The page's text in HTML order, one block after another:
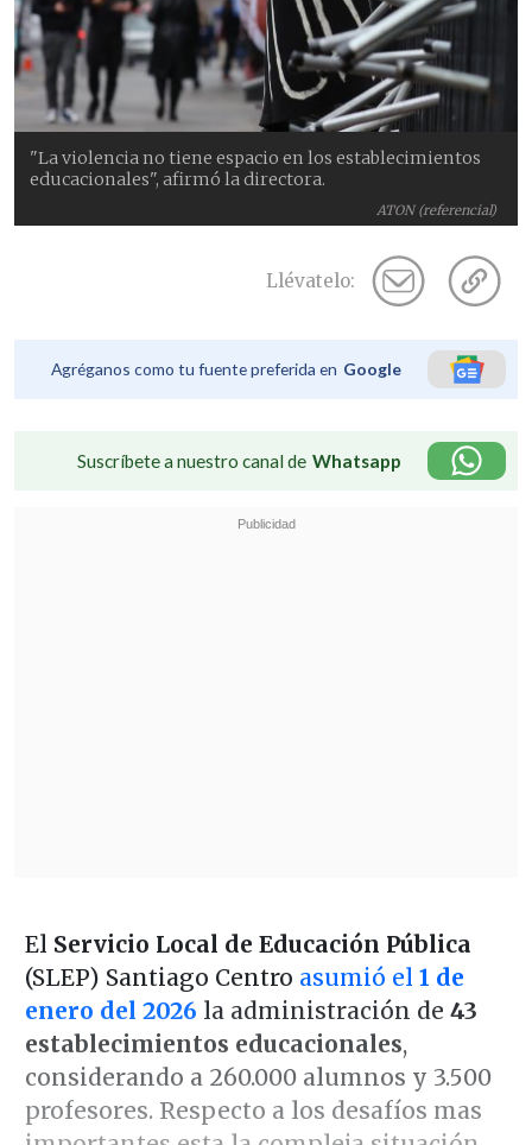
ATON (referencial)
"La violencia no tiene espacio en los establecimientos
educacionales", afirmó la directora.
Llévatelo:
Agréganos como tu fuente preferida en Google
Suscríbete a nuestro canal de Whatsapp
El Servicio Local de Educación Pública
(SLEP) Santiago Centro asumió el 1 de
enero del 2026 la administración de 43
establecimientos educacionales,
considerando a 260.000 alumnos y 3.500
profesores. Respecto a los desafíos mas